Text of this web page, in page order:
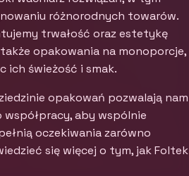
różnorodnych towarów.
trwałość oraz estetykę
opakowania na monoporcje,
ich świeżość i smak.
opakowań pozwalają nam
aby wspólnie
oczekiwania zarówno
się więcej o tym, jak Foltek